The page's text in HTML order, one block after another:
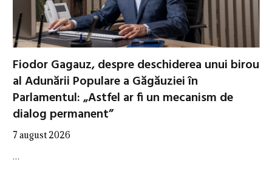
Fiodor Gagauz, despre deschiderea unui birou
al Adunării Populare a Găgăuziei în
Parlamentul: „Astfel ar fi un mecanism de
dialog permanent”
7 august 2026
…